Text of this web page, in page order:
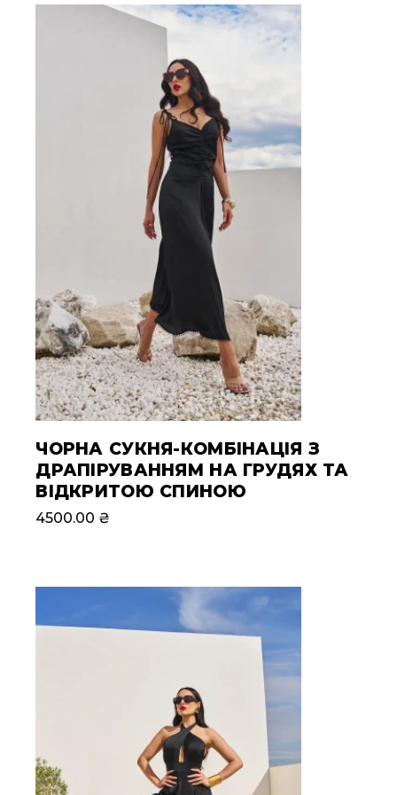
ЧОРНА СУКНЯ-КОМБІНАЦІЯ З
ДРАПІРУВАННЯМ НА ГРУДЯХ ТА
ВІДКРИТОЮ СПИНОЮ
4500.00 ₴